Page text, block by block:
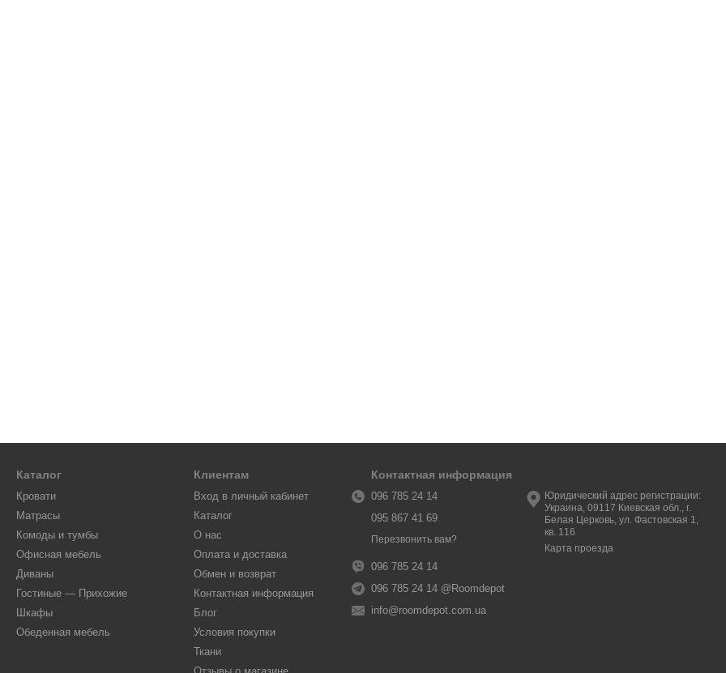
Каталог
Кровати
Матрасы
Комоды и тумбы
Офисная мебель
Диваны
Гостиные — Прихожие
Шкафы
Обеденная мебель
Клиентам
Вход в личный кабинет
Каталог
О нас
Оплата и доставка
Обмен и возврат
Контактная информация
Блог
Условия покупки
Ткани
Контактная информация
096 785 24 14
095 867 41 69
Перезвонить вам?
096 785 24 14
096 785 24 14 @Roomdepot
info@roomdepot.com.ua
Юридический адрес регистрации:
Украина, 09117 Киевская обл., г.
Белая Церковь, ул. Фастовская 1,
кв. 116
Карта проезда